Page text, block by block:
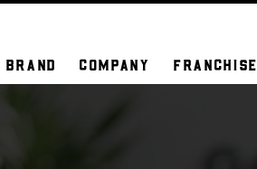
BRAND COMPANY FRANCHISE